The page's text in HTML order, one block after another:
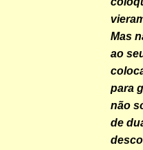
Mas
ao
para
não
de